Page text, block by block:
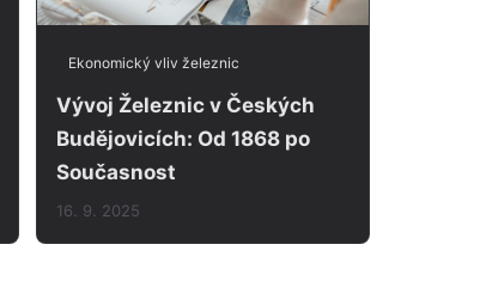
Ekonomický vliv železnic
Vývoj Železnic v Českých
Budějovicích: Od 1868 po
Současnost
16. 9. 2025